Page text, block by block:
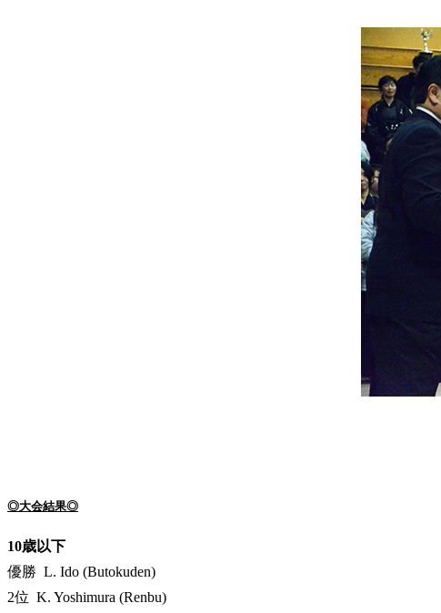
◎大会結果◎
10歳以下
優勝 L. Ido (Butokuden)
2位 K. Yoshimura (Renbu)